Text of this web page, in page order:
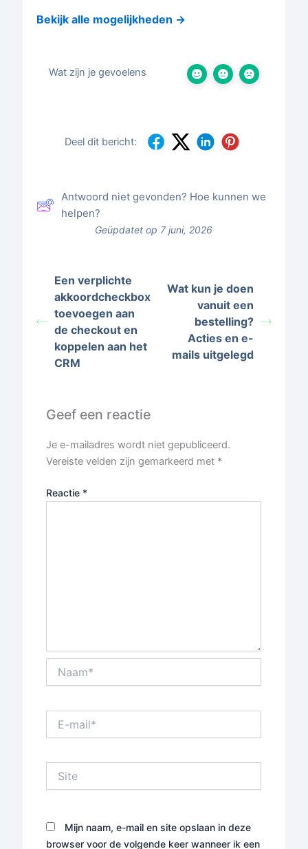
Bekijk alle mogelijkheden →
Wat zijn je gevoelens
Deel dit bericht:
Antwoord niet gevonden? Hoe kunnen we
helpen?
Geüpdatet op 7 juni, 2026
Een verplichte
akkoordcheckbox
toevoegen aan
de checkout en
koppelen aan het
CRM
Wat kun je doen
vanuit een
bestelling?
Acties en e-
mails uitgelegd
Geef een reactie
Je e-mailadres wordt niet gepubliceerd.
Vereiste velden zijn gemarkeerd met *
Reactie *
mail*
Mijn naam, e-mail en site opslaan in deze
browser voor de volgende keer wanneer ik een